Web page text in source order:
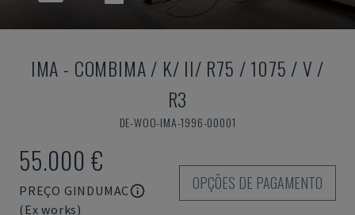
IMA - COMBIMA / K/ II/ R75 / 1075 / V /
R3
DE-WOO-IMA-1996-00001
55.000 €
PREÇO GINDUMAC
(Ex works)
OPÇÕES DE PAGAMENTO